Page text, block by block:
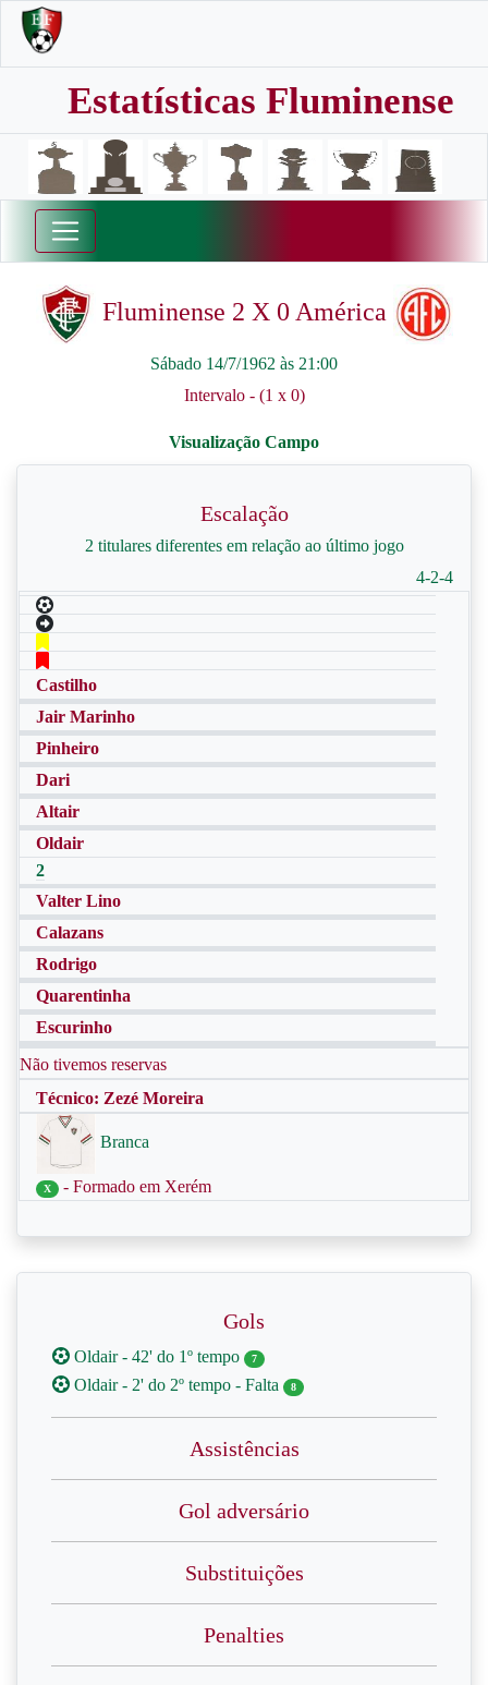
Estatísticas Fluminense
Fluminense 2 X 0 América
Sábado 14/7/1962 às 21:00
Intervalo - (1 x 0)
Escalação
2 titulares diferentes em relação ao último jogo
4-2-4
Castilho
Jair Marinho
Pinheiro
Dari
Altair
Oldair
2
Valter Lino
Calazans
Rodrigo
Quarentinha
Escurinho
Não tivemos reservas
Técnico: Zezé Moreira
Branca
X - Formado em Xerém
Gols
Oldair - 42' do 1º tempo 7
Oldair - 2' do 2º tempo - Falta 8
Assistências
Gol adversário
Substituições
Penalties